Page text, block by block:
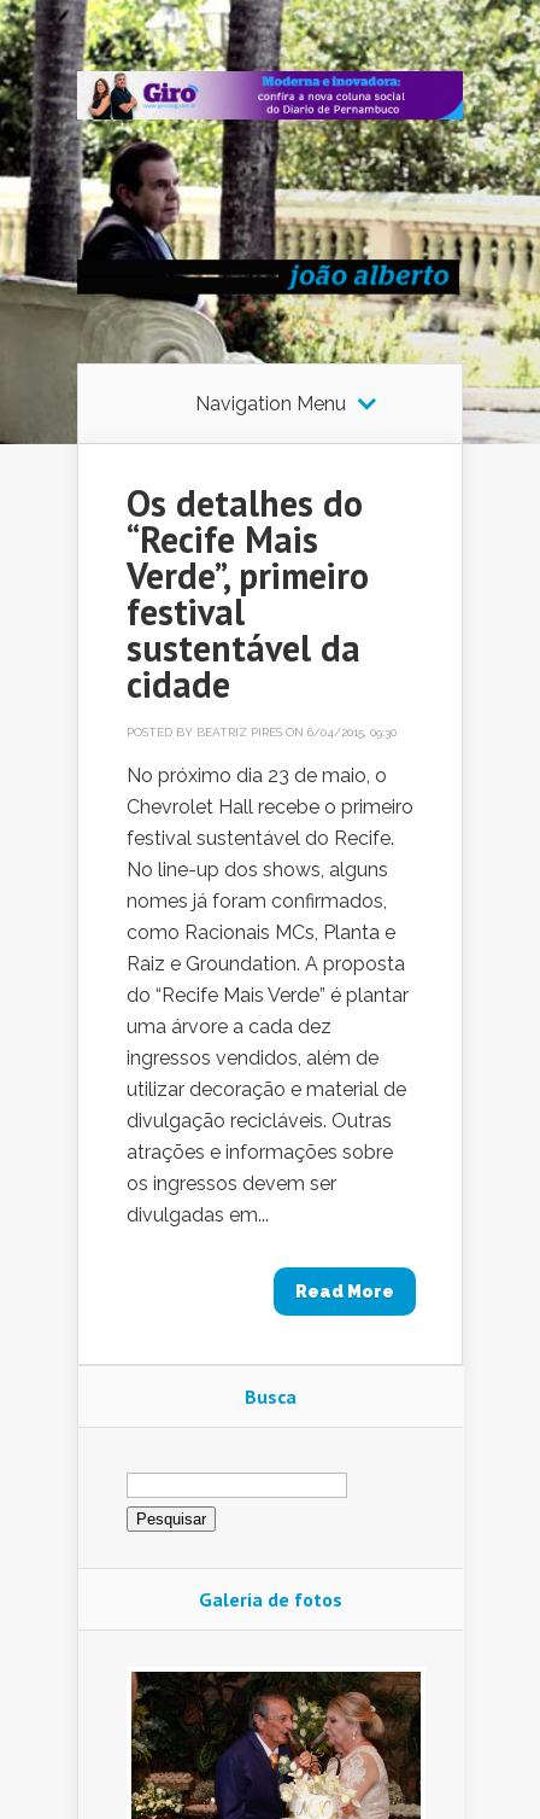
Navigation Menu
Os detalhes do
“Recife Mais
Verde”, primeiro
festival
sustentável da
cidade
POSTED BY BEATRIZ PIRES ON 6/04/2015, 09:30
No próximo dia 23 de maio, o
Chevrolet Hall recebe o primeiro
festival sustentável do Recife.
No line-up dos shows, alguns
nomes já foram confirmados,
como Racionais MCs, Planta e
Raiz e Groundation. A proposta
do “Recife Mais Verde” é plantar
uma árvore a cada dez
ingressos vendidos, além de
utilizar decoração e material de
divulgação recicláveis. Outras
atrações e informações sobre
os ingressos devem ser
divulgadas em...
Read More
Busca
Pesquisar
por:
Galeria de fotos